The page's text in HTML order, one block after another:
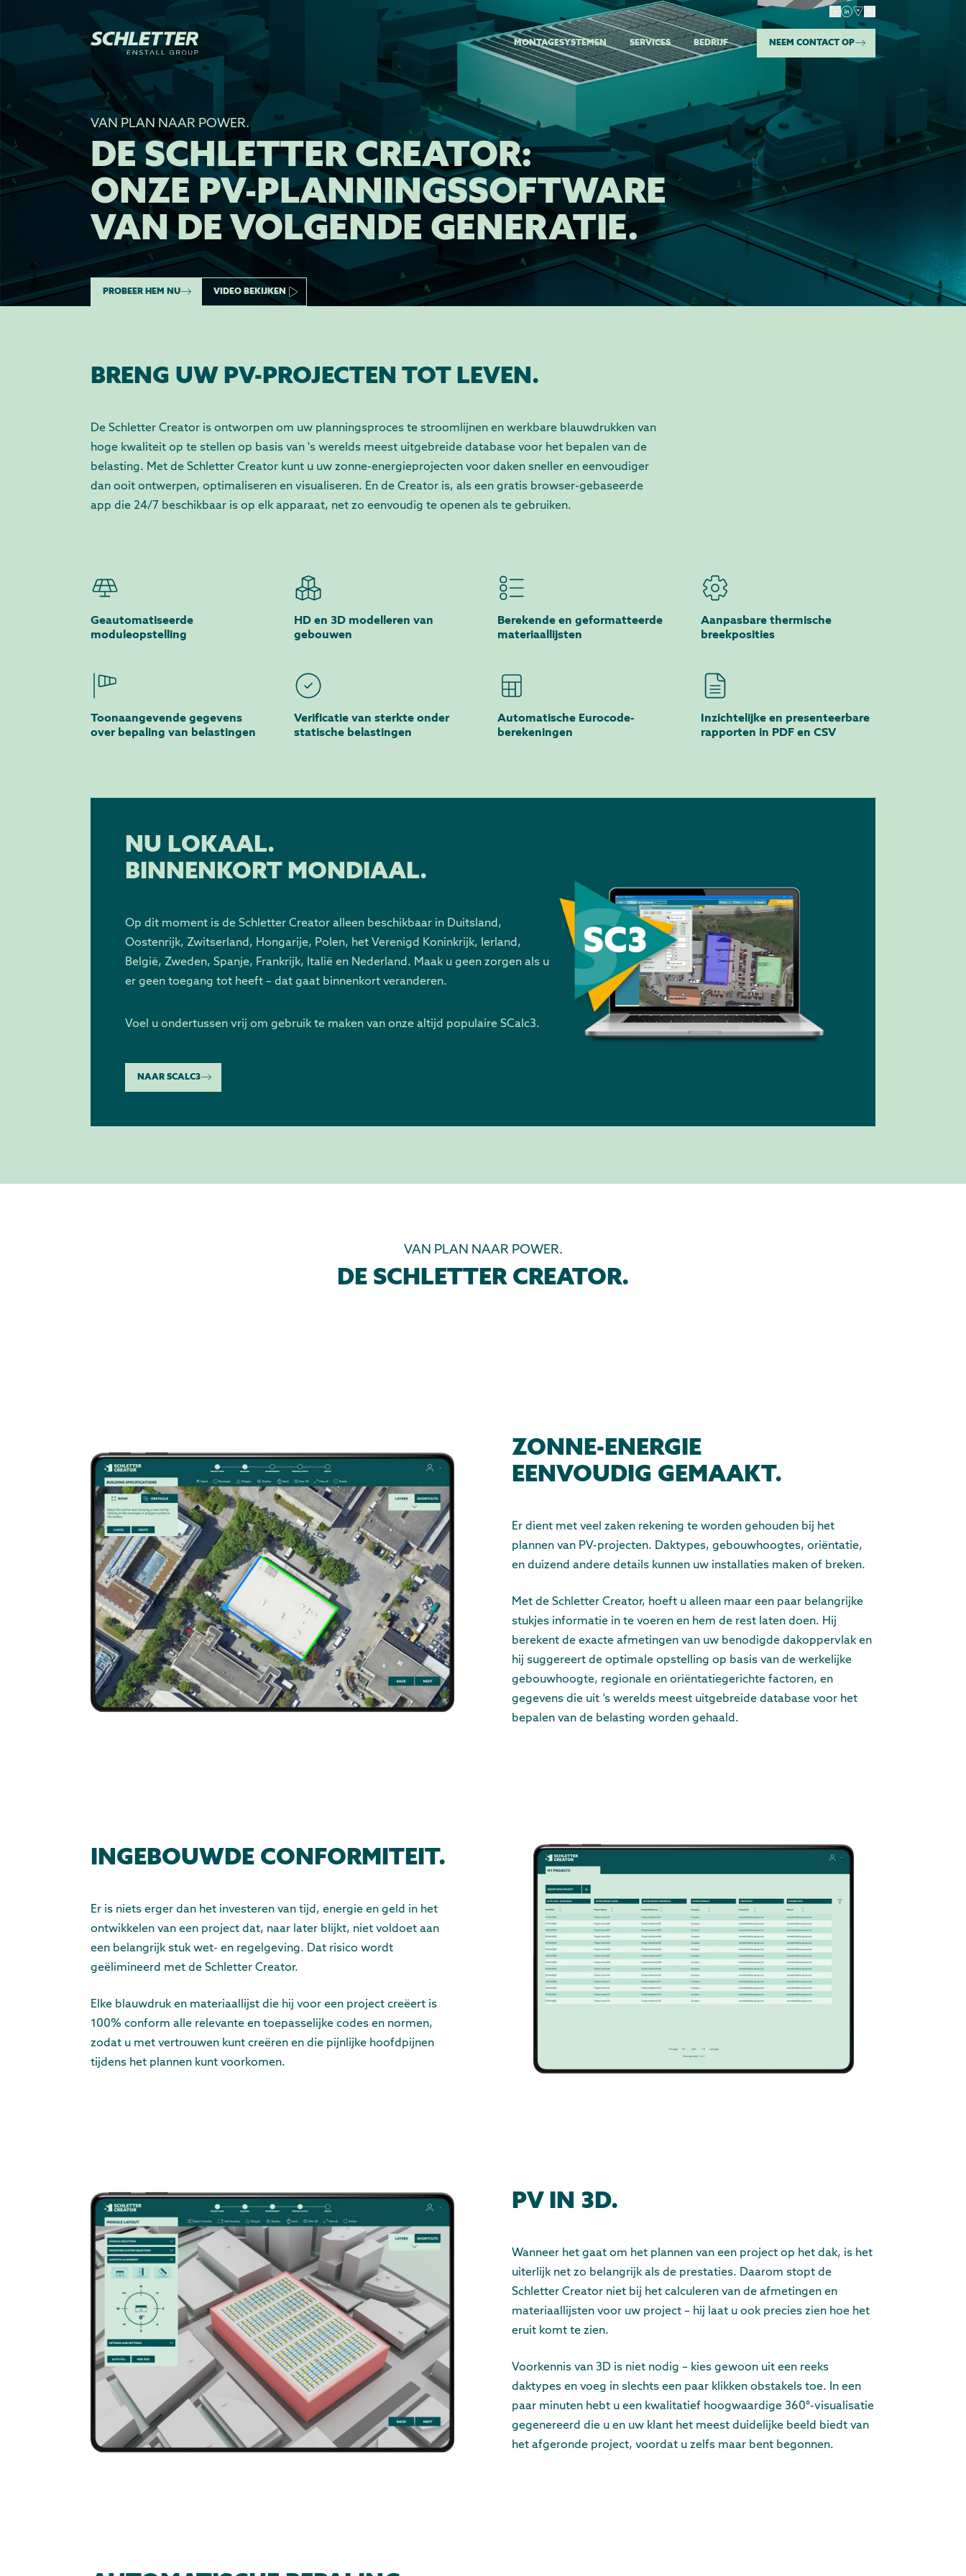
MONTAGESYSTEMEN SERVICES BEDRIJF NEEM CONTACT OP
VAN PLAN NAAR POWER.
DE SCHLETTER CREATOR:
ONZE PV-PLANNINGSSOFTWARE
VAN DE VOLGENDE GENERATIE.
PROBEER HEM NU VIDEO BEKIJKEN
BRENG UW PV-PROJECTEN TOT LEVEN.
De Schletter Creator is ontworpen om uw planningsproces te stroomlijnen en werkbare blauwdrukken van
hoge kwaliteit op te stellen op basis van 's werelds meest uitgebreide database voor het bepalen van de
belasting. Met de Schletter Creator kunt u uw zonne-energieprojecten voor daken sneller en eenvoudiger
dan ooit ontwerpen, optimaliseren en visualiseren. En de Creator is, als een gratis browser-gebaseerde
app die 24/7 beschikbaar is op elk apparaat, net zo eenvoudig te openen als te gebruiken.
Geautomatiseerde
moduleopstelling
HD en 3D modelleren van
gebouwen
Berekende en geformatteerde
materiaallijsten
Aanpasbare thermische
breekposities
Toonaangevende gegevens
over bepaling van belastingen
Verificatie van sterkte onder
statische belastingen
Automatische Eurocode-
berekeningen
Inzichtelijke en presenteerbare
rapporten in PDF en CSV
NU LOKAAL.
BINNENKORT MONDIAAL.
Op dit moment is de Schletter Creator alleen beschikbaar in Duitsland,
Oostenrijk, Zwitserland, Hongarije, Polen, het Verenigd Koninkrijk, Ierland,
België, Zweden, Spanje, Frankrijk, Italië en Nederland. Maak u geen zorgen als u
er geen toegang tot heeft – dat gaat binnenkort veranderen.
Voel u ondertussen vrij om gebruik te maken van onze altijd populaire SCalc3.
NAAR SCALC3
VAN PLAN NAAR POWER.
DE SCHLETTER CREATOR.
ZONNE-ENERGIE
EENVOUDIG GEMAAKT.
Er dient met veel zaken rekening te worden gehouden bij het
plannen van PV-projecten. Daktypes, gebouwhoogtes, oriëntatie,
en duizend andere details kunnen uw installaties maken of breken.
Met de Schletter Creator, hoeft u alleen maar een paar belangrijke
stukjes informatie in te voeren en hem de rest laten doen. Hij
berekent de exacte afmetingen van uw benodigde dakoppervlak en
hij suggereert de optimale opstelling op basis van de werkelijke
gebouwhoogte, regionale en oriëntatiegerichte factoren, en
gegevens die uit ‘s werelds meest uitgebreide database voor het
bepalen van de belasting worden gehaald.
INGEBOUWDE CONFORMITEIT.
Er is niets erger dan het investeren van tijd, energie en geld in het
ontwikkelen van een project dat, naar later blijkt, niet voldoet aan
een belangrijk stuk wet- en regelgeving. Dat risico wordt
geëlimineerd met de Schletter Creator.
Elke blauwdruk en materiaallijst die hij voor een project creëert is
100% conform alle relevante en toepasselijke codes en normen,
zodat u met vertrouwen kunt creëren en die pijnlijke hoofdpijnen
tijdens het plannen kunt voorkomen.
PV IN 3D.
Wanneer het gaat om het plannen van een project op het dak, is het
uiterlijk net zo belangrijk als de prestaties. Daarom stopt de
Schletter Creator niet bij het calculeren van de afmetingen en
materiaallijsten voor uw project – hij laat u ook precies zien hoe het
eruit komt te zien.
Voorkennis van 3D is niet nodig – kies gewoon uit een reeks
daktypes en voeg in slechts een paar klikken obstakels toe. In een
paar minuten hebt u een kwalitatief hoogwaardige 360°-visualisatie
gegenereerd die u en uw klant het meest duidelijke beeld biedt van
het afgeronde project, voordat u zelfs maar bent begonnen.